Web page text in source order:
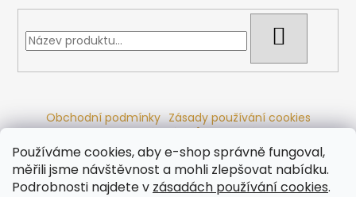
Používáme cookies, aby e-shop správně fungoval,
měřili jsme návštěvnost a mohli zlepšovat nabídku.
Podrobnosti najdete v zásadách používání cookies.
Obchodní podmínky Zásady používání cookies
Ochrana osobních údajů Dřevěné sauny
Odstoupení od smlouvy Reklamační řád Kontakty
Koupací sudy
Radiátory